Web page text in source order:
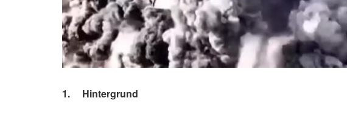
1. Hintergrund